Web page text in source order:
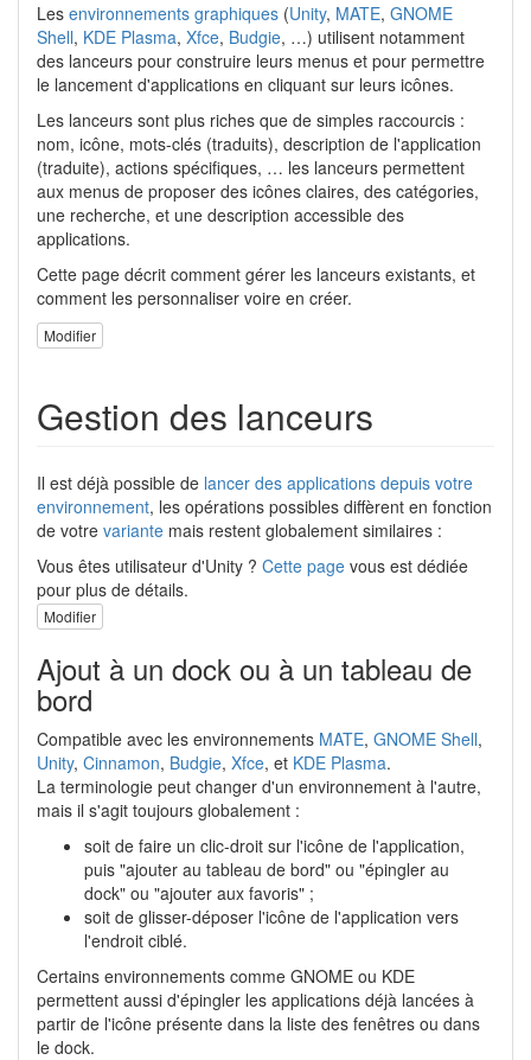
Les environnements graphiques (Unity, MATE, GNOME
Shell, KDE Plasma, Xfce, Budgie, …) utilisent notamment
des lanceurs pour construire leurs menus et pour permettre
le lancement d'applications en cliquant sur leurs icônes.
Les lanceurs sont plus riches que de simples raccourcis :
nom, icône, mots-clés (traduits), description de l'application
(traduite), actions spécifiques, … les lanceurs permettent
aux menus de proposer des icônes claires, des catégories,
une recherche, et une description accessible des
applications.
Cette page décrit comment gérer les lanceurs existants, et
comment les personnaliser voire en créer.
Modifier
Gestion des lanceurs
Il est déjà possible de lancer des applications depuis votre
environnement, les opérations possibles diffèrent en fonction
de votre variante mais restent globalement similaires :
Vous êtes utilisateur d'Unity ? Cette page vous est dédiée
pour plus de détails.
Modifier
Ajout à un dock ou à un tableau de
bord
Compatible avec les environnements MATE, GNOME Shell,
Unity, Cinnamon, Budgie, Xfce, et KDE Plasma.
La terminologie peut changer d'un environnement à l'autre,
mais il s'agit toujours globalement :
soit de faire un clic-droit sur l'icône de l'application,
puis "ajouter au tableau de bord" ou "épingler au
dock" ou "ajouter aux favoris" ;
soit de glisser-déposer l'icône de l'application vers
l'endroit ciblé.
Certains environnements comme GNOME ou KDE
permettent aussi d'épingler les applications déjà lancées à
partir de l'icône présente dans la liste des fenêtres ou dans
le dock.